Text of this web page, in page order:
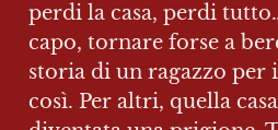
perdi la casa, perdi
capo, tornare forse a
storia di un ragazzo per
così. Per altri, quella